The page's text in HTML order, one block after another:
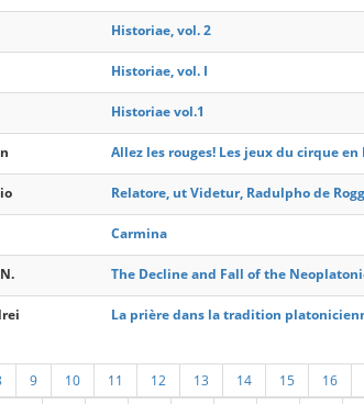
Historiae, vol. 2
Historiae, vol. I
Historiae vol.1
Allez les rouges! Les jeux du cirque en
Relatore, ut Videtur, Radulpho de
Carmina
The Decline and Fall of the
La prière dans la tradition
9 10 11 12 13 14 15 16